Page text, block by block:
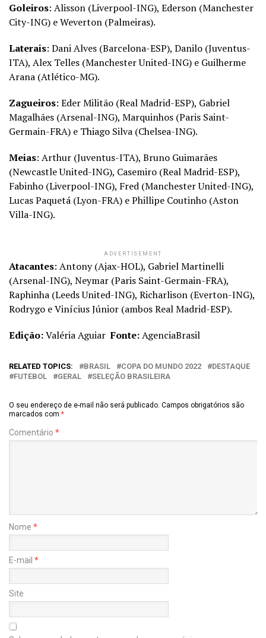
Goleiros: Alisson (Liverpool-ING), Ederson (Manchester
City-ING) e Weverton (Palmeiras).
Laterais: Dani Alves (Barcelona-ESP), Danilo (Juventus-
ITA), Alex Telles (Manchester United-ING) e Guilherme
Arana (Atlético-MG).
Zagueiros: Eder Militão (Real Madrid-ESP), Gabriel
Magalhães (Arsenal-ING), Marquinhos (Paris Saint-
Germain-FRA) e Thiago Silva (Chelsea-ING).
Meias: Arthur (Juventus-ITA), Bruno Guimarães
(Newcastle United-ING), Casemiro (Real Madrid-ESP),
Fabinho (Liverpool-ING), Fred (Manchester United-ING),
Lucas Paquetá (Lyon-FRA) e Phillipe Coutinho (Aston
Villa-ING).
ADVERTISEMENT
Atacantes: Antony (Ajax-HOL), Gabriel Martinelli
(Arsenal-ING), Neymar (Paris Saint-Germain-FRA),
Raphinha (Leeds United-ING), Richarlison (Everton-ING),
Rodrygo e Vinícius Júnior (ambos Real Madrid-ESP).
Edição:Valéria AguiarFonte:AgenciaBrasil
RELATED TOPICS: BRASIL COPA DO MUNDO 2022
DESTAQUE
FUTEBOL
GERAL SELEÇÃO BRASILEIRA
O seu endereço de e-mail não será publicado. Campos obrigatórios são
marcados com *
Comentário *
Nome *
E-mail *
Site